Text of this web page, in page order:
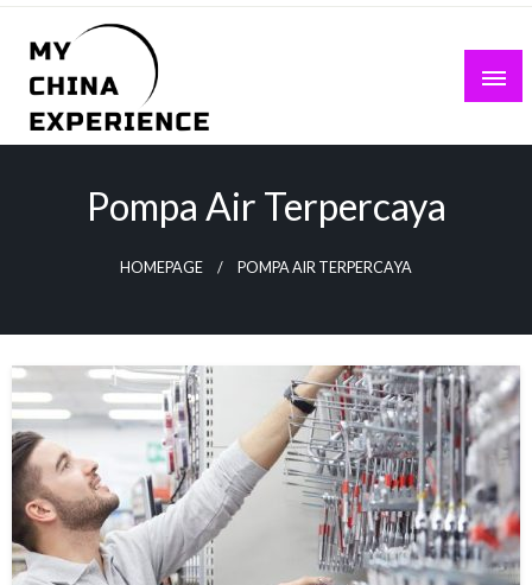
Skip
content
Pompa Air Terpercaya
HOMEPAGE POMPA AIR TERPERCAYA